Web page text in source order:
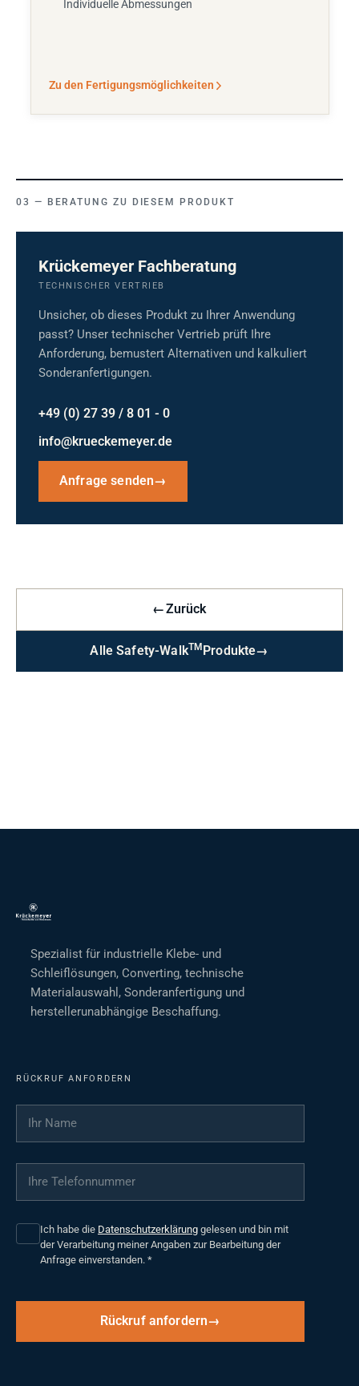
Individuelle Abmessungen
Zu den Fertigungsmöglichkeiten
BERATUNG ZU DIESEM PRODUKT
Krückemeyer Fachberatung
TECHNISCHER VERTRIEB
Unsicher, ob dieses Produkt zu Ihrer Anwendung
passt? Unser technischer Vertrieb prüft Ihre
Anforderung, bemustert Alternativen und kalkuliert
Sonderanfertigungen.
+49 (0) 27 39 / 8 01 - 0
info@krueckemeyer.de
Anfrage senden→
←Zurück
Alle Safety-WalkTM Produkte→
Spezialist für industrielle Klebe- und
Schleiflösungen, Converting, technische
Materialauswahl, Sonderanfertigung und
herstellerunabhängige Beschaffung.
RÜCKRUF ANFORDERN
Ihr Name
Ihre Telefonnummer
Ich habe die Datenschutzerklärung gelesen und bin mit
der Verarbeitung meiner Angaben zur Bearbeitung der
Anfrage einverstanden. *
Rückruf anfordern